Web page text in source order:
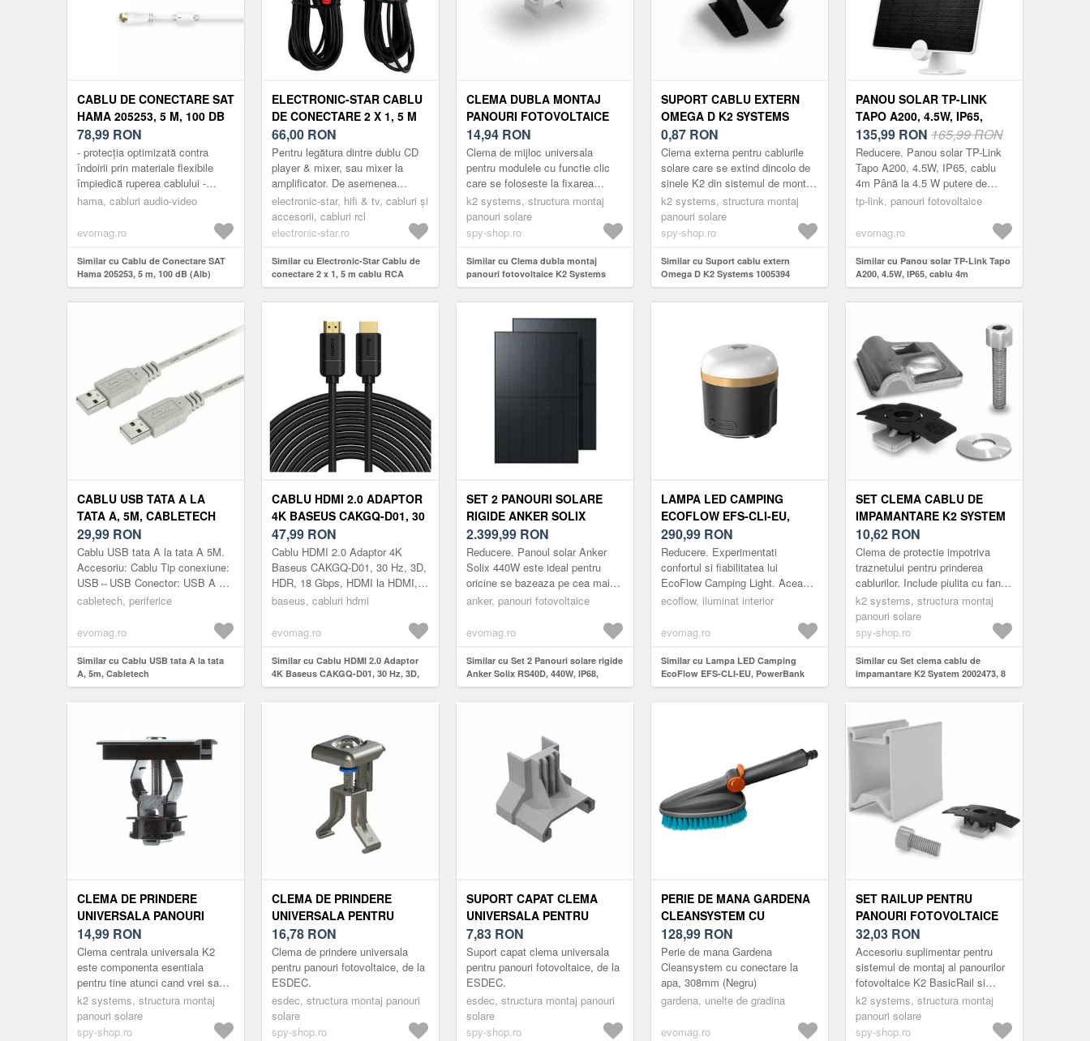
CABLU DE CONECTARE SAT
HAMA 205253, 5 M, 100 DB
(ALB)
78,99 RON
- protecția optimizată contra
îndoirii prin materiale flexibile
împiedică ruperea cablului -
Ecranare triplă pentru o reducere
hama, cabluri audio-video
evomag.ro
Similar cu Cablu de Conectare SAT
Hama 205253, 5 m, 100 dB (Alb)
ELECTRONIC-STAR CABLU
DE CONECTARE 2 X 1, 5 M
CABLU RCA
66,00 RON
Pentru legătura dintre dublu CD
player & mixer, sau mixer la
amplificator. De asemenea
potrivit pentru conectarea
amplificator HiFi si DVD player.
electronic-star, hifi & tv, cabluri și
accesorii, cabluri rcl
electronic-star.ro
Similar cu Electronic-Star Cablu de
conectare 2 x 1, 5 m cablu RCA
CLEMA DUBLA MONTAJ
PANOURI FOTOVOLTAICE
K2 SYSTEMS AG, NEGRU
14,94 RON
Clema de mijloc universala
pentru modulele cu functie clic
care se foloseste la fixarea
modulelor solare cu inaltimi de 30
mm - 42 mm. Nu este comp...
k2 systems, structura montaj
panouri solare
spy-shop.ro
Similar cu Clema dubla montaj
panouri fotovoltaice K2 Systems
AG, negru
SUPORT CABLU EXTERN
OMEGA D K2 SYSTEMS
1005394
0,87 RON
Clema externa pentru cablurile
solare care se extind dincolo de
sinele K2 din sistemul de montaj
al panourilor fotovoltaice de la K2
Systems.
k2 systems, structura montaj
panouri solare
spy-shop.ro
Similar cu Suport cablu extern
Omega D K2 Systems 1005394
PANOU SOLAR TP-LINK
TAPO A200, 4.5W, IP65,
CABLU 4M
135,99 RON 165,99 RON
Reducere. Panou solar TP-Link
Tapo A200, 4.5W, IP65, cablu
4m Până la 4.5 W putere de
încărcare, sursă de alimentare
siliciu m...
tp-link, panouri fotovoltaice
evomag.ro
Similar cu Panou solar TP-Link Tapo
A200, 4.5W, IP65, cablu 4m
CABLU USB TATA A LA
TATA A, 5M, CABLETECH
29,99 RON
Cablu USB tata A la tata A 5M.
Accesoriu: Cablu Tip conexiune:
USB⇔USB Conector: USB A A
Conector: USB A tata B
USB ...
cabletech, periferice
evomag.ro
Similar cu Cablu USB tata A la tata
A, 5m, Cabletech
CABLU HDMI 2.0 ADAPTOR
4K BASEUS CAKGQ-D01, 30
HZ, 3D, HDR, 18 GBPS, HDMI
LA HDMI, 5 M
(NEGRU/AURIU)
47,99 RON
Cablu HDMI 2.0 Adaptor 4K
Baseus CAKGQ-D01, 30 Hz, 3D,
HDR, 18 Gbps, HDMI la HDMI, 5
m (Negru/Auriu)
baseus, cabluri hdmi
evomag.ro
Similar cu Cablu HDMI 2.0 Adaptor
4K Baseus CAKGQ-D01, 30 Hz, 3D,
HDR, 18 Gbps, HDMI la HDMI, 5 m
(Negru/Auriu)
SET 2 PANOURI SOLARE
RIGIDE ANKER SOLIX
RS40D, 440W, IP68,
TEHNOLOGIE TOPCON
DUAL GLASS, NEGRU
2.399,99 RON
Reducere. Panoul solar Anker
Solix 440W este ideal pentru
oricine se bazeaza pe cea mai
inalta calitate si pe cea mai
de 440...
anker, panouri fotovoltaice
evomag.ro
Similar cu Set 2 Panouri solare rigide
Anker Solix RS40D, 440W, IP68,
Tehnologie TopCon Dual Glass,
Negru
LAMPA LED CAMPING
ECOFLOW EFS-CLI-EU,
POWERBANK 7200 MAH,
(ALB/NEGRU)
290,99 RON
Reducere. Experimentati
confortul si fiabilitatea lui
EcoFlow Camping Light. Aceasta
lampa de camping rezistenta la
cu o b...
ecoflow, iluminat interior
evomag.ro
Similar cu Lampa LED Camping
EcoFlow EFS-CLI-EU, PowerBank
7200 mah, (Alb/Negru)
SET CLEMA CABLU DE
IMPAMANTARE K2 SYSTEM
2002473, 8 MM
10,62 RON
Clema de protectie impotriva
traznetului pentru prinderea
cablurilor. Include piulita cu fante,
saiba, surub M8x30 din otel
inoxidabil.
k2 systems, structura montaj
panouri solare
spy-shop.ro
Similar cu Set clema cablu de
impamantare K2 System 2002473, 8
mm
CLEMA DE PRINDERE
UNIVERSALA PANOURI
FOTOVOLTAICE K2
2004148, 25–40 MM,
ALUMINIU ANODIZAT
NEGRU
14,99 RON
Clema centrala universala K2
este componenta esentiala
pentru tine atunci cand vrei sa
fixezi sigur si eficient panourile
fotovoltaice in cadrul un...
k2 systems, structura montaj
panouri solare
spy-shop.ro
CLEMA DE PRINDERE
UNIVERSALA PENTRU
PANOURI FOTOVOLTAICE
ESDEC
16,78 RON
Clema de prindere universala
pentru panouri fotovoltaice, de la
ESDEC.
esdec, structura montaj panouri
solare
spy-shop.ro
SUPORT CAPAT CLEMA
UNIVERSALA PENTRU
PANOURI FOTOVOLTAICE
ESDEC
7,83 RON
Suport capat clema universala
pentru panouri fotovoltaice, de la
ESDEC.
esdec, structura montaj panouri
solare
spy-shop.ro
PERIE DE MANA GARDENA
CLEANSYSTEM CU
CONECTARE LA APA,
308MM (NEGRU)
128,99 RON
Perie de mana Gardena
Cleansystem cu conectare la
apa, 308mm (Negru)
gardena, unelte de gradina
evomag.ro
SET RAILUP PENTRU
PANOURI FOTOVOLTAICE
K2 SYSTEMS 2003191
32,03 RON
Accesoriu suplimentar pentru
sistemul de montaj al panourilor
fotovoltaice K2 BasicRail si
MultiRail de la K2 Systems.
Setul permite ridicarea modu...
k2 systems, structura montaj
panouri solare
spy-shop.ro